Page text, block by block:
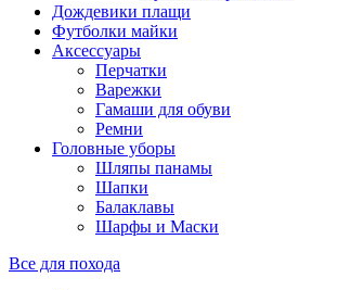
Дождевики плащи
Футболки майки
Аксессуары
Перчатки
Варежки
Гамаши для обуви
Ремни
Головные уборы
Шляпы панамы
Шапки
Балаклавы
Шарфы и Маски
Все для похода